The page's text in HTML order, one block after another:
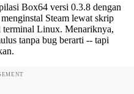
Box64 versi 0.3.8 dengan
Steam lewat skrip
terminal Linux. Menariknya,
tanpa bug berarti -- tapi